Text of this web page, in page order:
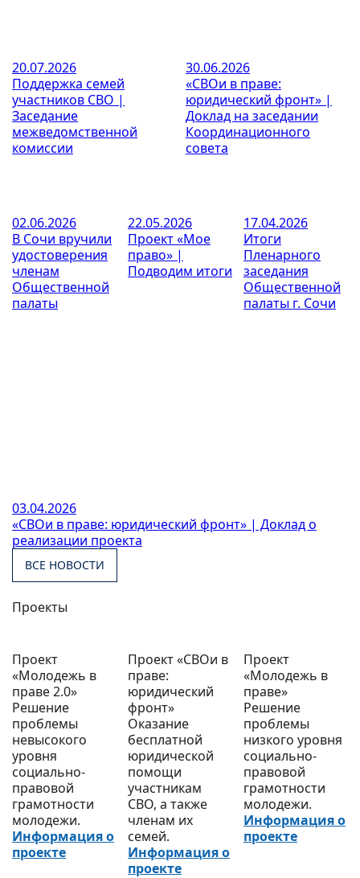
20.07.2026
Поддержка семей
участников СВО |
Заседание
межведомственной
комиссии
30.06.2026
«СВОи в праве:
юридический фронт» |
Доклад на заседании
Координационного
совета
02.06.2026
В Сочи вручили
удостоверения
членам
Общественной
палаты
22.05.2026
Проект «Мое
право» |
Подводим итоги
17.04.2026
Итоги
Пленарного
заседания
Общественной
палаты г. Сочи
03.04.2026
«СВОи в праве: юридический фронт» | Доклад о
реализации проекта
ВСЕ НОВОСТИ
Проекты
Проект
«Молодежь в
праве 2.0»
Решение
проблемы
невысокого
уровня
социально-
правовой
грамотности
молодежи.
Информация о
проекте
Проект «СВОи в
праве:
юридический
фронт»
Оказание
бесплатной
юридической
помощи
участникам
СВО, а также
членам их
семей.
Информация о
проекте
Проект
«Молодежь в
праве»
Решение
проблемы
низкого уровня
социально-
правовой
грамотности
молодежи.
Информация о
проекте